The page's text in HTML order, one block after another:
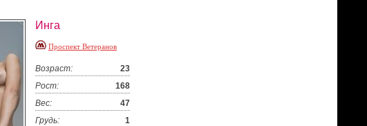
Инга
Проспект Ветеранов
Возраст:
23
Рост:
168
Вес:
47
Грудь:
1